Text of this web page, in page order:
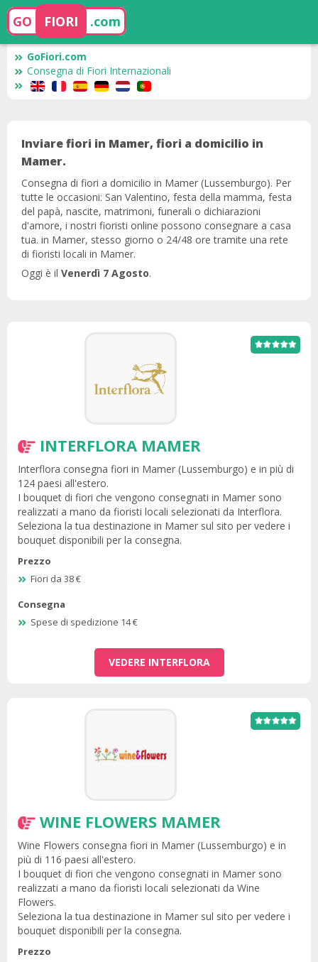
GO FIORI .com
GoFiori.com
Consegna di Fiori Internazionali
Inviare fiori in Mamer, fiori a domicilio in
Mamer.
Consegna di fiori a domicilio in Mamer (Lussemburgo). Per
tutte le occasioni: San Valentino, festa della mamma, festa
del papà, nascite, matrimoni, funerali o dichiarazioni
d'amore, i nostri fioristi online possono consegnare a casa
tua. in Mamer, stesso giorno o 24/48 ore tramite una rete
di fioristi locali in Mamer.
Oggi è il Venerdì 7 Agosto.
INTERFLORA MAMER
Interflora consegna fiori in Mamer (Lussemburgo) e in più di
124 paesi all'estero.
I bouquet di fiori che vengono consegnati in Mamer sono
realizzati a mano da fioristi locali selezionati da Interflora.
Seleziona la tua destinazione in Mamer sul sito per vedere i
bouquet disponibili per la consegna.
Prezzo
Fiori da 38 €
Consegna
Spese di spedizione 14 €
VEDERE INTERFLORA
WINE FLOWERS MAMER
Wine Flowers consegna fiori in Mamer (Lussemburgo) e in
più di 116 paesi all'estero.
I bouquet di fiori che vengono consegnati in Mamer sono
realizzati a mano da fioristi locali selezionati da Wine
Flowers.
Seleziona la tua destinazione in Mamer sul sito per vedere i
bouquet disponibili per la consegna.
Prezzo